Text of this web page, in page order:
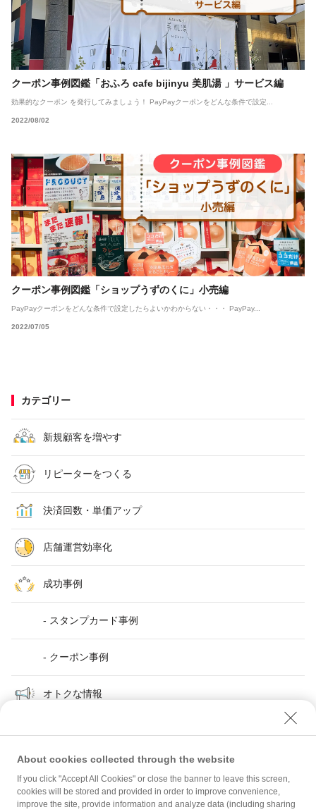
クーポン事例図鑑「おふろ cafe bijinyu 美肌湯 」サービス編
効果的なクーポン を発行してみましょう！ PayPayクーポンをどんな条件で設定...
2022/08/02
クーポン事例図鑑「ショップうずのくに」小売編
PayPayクーポンをどんな条件で設定したらよいかわからない・・・ PayPay...
2022/07/05
カテゴリー
新規顧客を増やす
リピーターをつくる
決済回数・単価アップ
店舗運営効率化
成功事例
- スタンプカード事例
- クーポン事例
オトクな情報
クーポン事例
About cookies collected through the website
If you click "Accept All Cookies" or close the banner to leave this screen,
cookies will be stored and provided in order to improve convenience,
improve the site, provide information and analyze data (including sharing